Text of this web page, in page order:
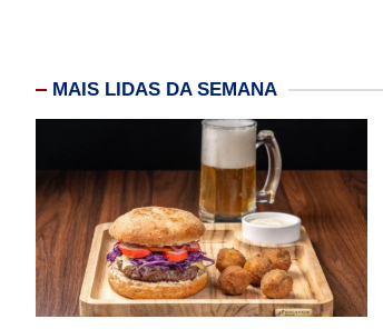
MAIS LIDAS DA SEMANA